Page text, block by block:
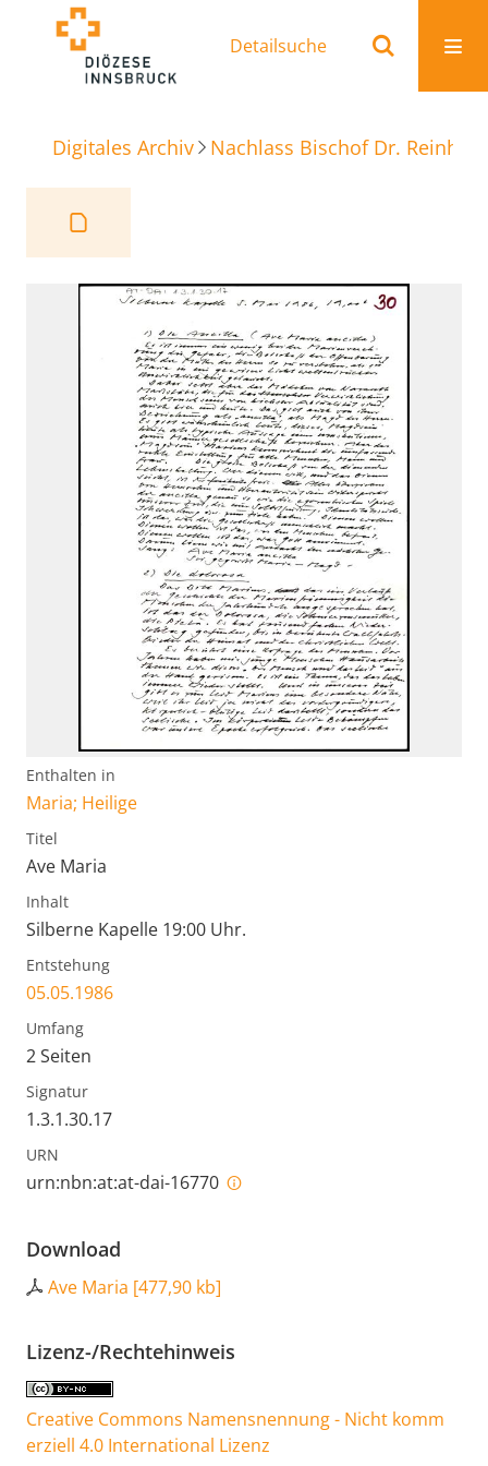
Detailsuche
Digitales Archiv Nachlass Bischof Dr.
Enthalten in
Maria; Heilige
Titel
Ave Maria
Inhalt
Silberne Kapelle 19:00 Uhr.
Entstehung
05.05.1986
Umfang
2 Seiten
Signatur
1.3.1.30.17
URN
urn:nbn:at:at-dai-16770
Download
Ave Maria [477,90 kb]
Lizenz-/Rechtehinweis
Creative Commons Namensnennung - Nicht komm
erziell 4.0 International Lizenz